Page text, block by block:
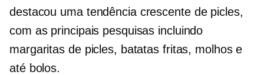
destacou uma tendência crescente de picles,
com as principais pesquisas incluindo
margaritas de picles, batatas fritas, molhos e
até bolos.